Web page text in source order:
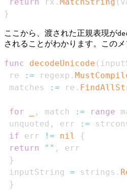
}
ここから、渡された正規表現が
されることがわかります。この
func decodeUnicode (
re
:= regexp .
matches
:= re .
for , match := range
unquoted , err :=
if err != nil
{
return
"" ,
}
inputString = strings .
}